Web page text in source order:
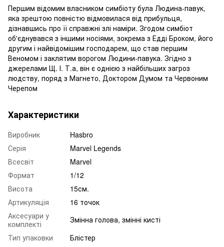
Першим відомим власником симбіоту була Людина-павук,
яка зрештою повністю відмовилася від прибульця,
дізнавшись про її справжні злі наміри. Згодом симбіот
об'єднувався з іншими носіями, зокрема з Едді Броком, його
другим і найвідомішим господарем, що став першим
Веномом і заклятим ворогом Людини-павука. Згідно з
джерелами Щ. І. Т.а, він є однією з найбільших загроз
людству, поряд з Магнето, Доктором Думом та Червоним
Черепом
Характеристики
Виробник
Hasbro
Серія
Marvel Legends
Всесвіт
Marvel
Формат
1/12
Висота
15см.
Артикуляція
16 точок
Аксесуари у
комплекті
Змінна голова, змінні кисті
Тип упаковки
Блістер